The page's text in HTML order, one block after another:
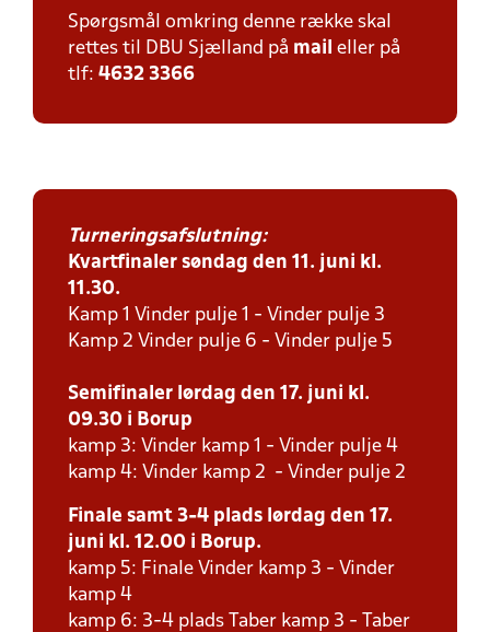
Spørgsmål omkring denne række skal
rettes til DBU Sjælland på mail eller på
tlf: 4632 3366
Turneringsafslutning:
Kvartfinaler søndag den 11. juni kl.
11.30.
Kamp 1 Vinder pulje 1 - Vinder pulje 3
Kamp 2 Vinder pulje 6 - Vinder pulje 5
Semifinaler lørdag den 17. juni kl.
09.30 i Borup
kamp 3: Vinder kamp 1 - Vinder pulje 4
kamp 4: Vinder kamp 2 - Vinder pulje 2
Finale samt 3-4 plads lørdag den 17.
juni kl. 12.00 i Borup.
kamp 5: Finale Vinder kamp 3 - Vinder
kamp 4
kamp 6: 3-4 plads Taber kamp 3 - Taber